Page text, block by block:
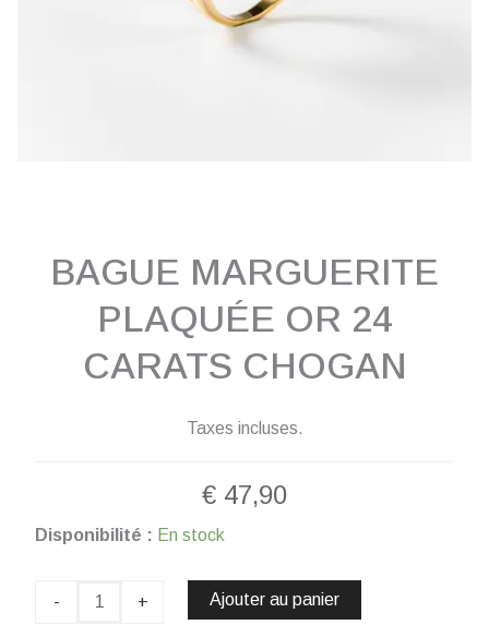
BAGUE MARGUERITE
PLAQUÉE OR 24
CARATS CHOGAN
Taxes incluses.
€ 47,90
Disponibilité : En stock
-
quantité
Marguerite
+ Ajouter au panier